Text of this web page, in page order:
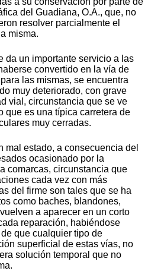
del Guadiana, O.A., que, no
resolver parcialmente el
misma.
da un importante servicio a las
convertido en la vía de
las mismas, se encuentra
muy deteriorado, con grave
vial, circunstancia que se ve
que es una típica carretera de
muy cerradas.
mal estado, a consecuencia del
ocasionado por la
comarcas, circunstancia que
cada vez con más
del firme son tales que se ha
como baches, blandones,
a aparecer en un corto
reparación, habiéndose
que cualquier tipo de
superficial de estas vías, no
solución temporal que no